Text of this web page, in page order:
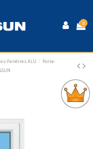
0
Fenêtres ALU
Porte-